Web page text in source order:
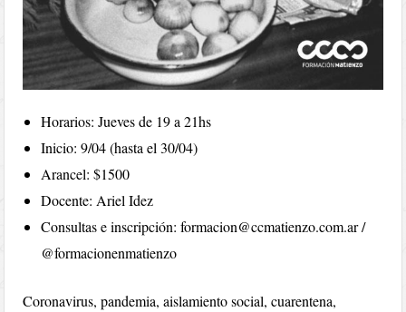
Horarios: Jueves de 19 a 21hs
Inicio: 9/04 (hasta el 30/04)
Arancel: $1500
Docente: Ariel Idez
Consultas e inscripción: formacion@ccmatienzo.com.ar /
@formacionenmatienzo
Coronavirus, pandemia, aislamiento social, cuarentena,